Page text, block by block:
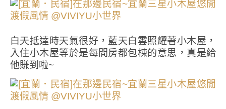
白天抵達時天氣很好，藍天白雲照耀著小木屋，
入住小木屋等於是每間房都包棟的意思，真是給
他賺到啦~